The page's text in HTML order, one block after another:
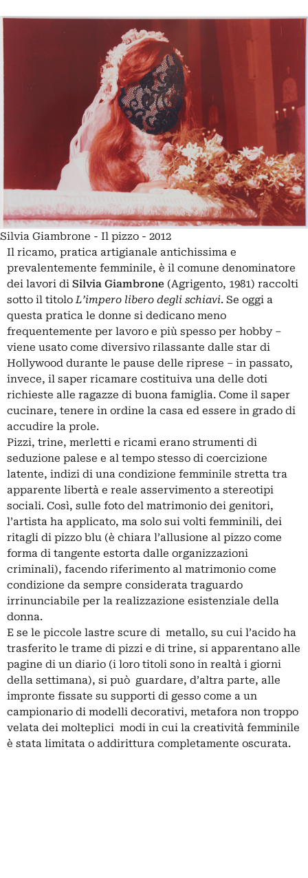
Silvia Giambrone - Il pizzo - 2012
Il ricamo, pratica artigianale antichissima e
prevalentemente femminile, è il comune denominatore
dei lavori di Silvia Giambrone (Agrigento, 1981) raccolti
sotto il titoloL’impero libero degli schiavi. Se oggi a
questa pratica le donne si dedicano meno
frequentemente per lavoro e più spesso per hobby –
viene usato come diversivo rilassante dalle star di
Hollywood durante le pause delle riprese – in passato,
invece, il saper ricamare costituiva una delle doti
richieste alle ragazze di buona famiglia. Come il saper
cucinare, tenere in ordine la casa ed essere in grado di
accudire la prole.
Pizzi, trine, merletti e ricami erano strumenti di
seduzione palese e al tempo stesso di coercizione
latente, indizi di una condizione femminile stretta tra
apparente libertà e reale asservimento a stereotipi
sociali. Così, sulle foto del matrimonio dei genitori,
l’artista ha applicato, ma solo sui volti femminili, dei
ritagli di pizzo blu (è chiara l’allusione al pizzo come
forma di tangente estorta dalle organizzazioni
criminali), facendo riferimento al matrimonio come
condizione da sempre considerata traguardo
irrinunciabile per la realizzazione esistenziale della
donna.
E se le piccole lastre scure di metallo, su cui l’acido ha
trasferito le trame di pizzi e di trine, si apparentano alle
pagine di un diario (i loro titoli sono in realtà i giorni
della settimana), si può guardare, d’altra parte, alle
impronte fissate su supporti di gesso come a un
campionario di modelli decorativi, metafora non troppo
velata dei molteplici modi in cui la creatività femminile
è stata limitata o addirittura completamente oscurata.